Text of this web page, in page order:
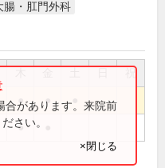
腸・肛門外科
祝
● ●
●
合があります。来院前
さい。
×閉じる